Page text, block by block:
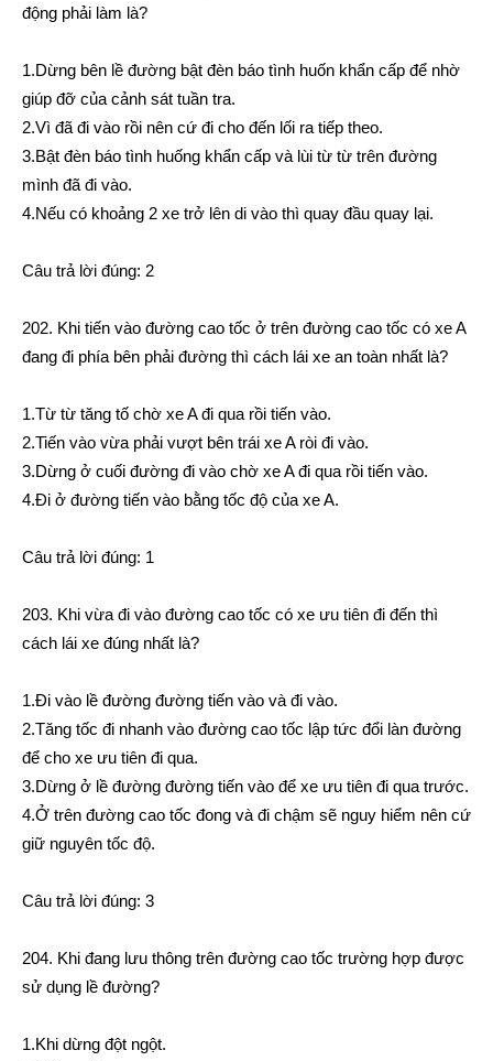
động phải làm là?
1.Dừng bên lề đường bật đèn báo tình huốn khẩn cấp để nhờ
giúp đỡ của cảnh sát tuần tra.
2.Vì đã đi vào rồi nên cứ đi cho đến lối ra tiếp theo.
3.Bật đèn báo tình huống khẩn cấp và lùi từ từ trên đường
mình đã đi vào.
4.Nếu có khoảng 2 xe trở lên di vào thì quay đầu quay lại.
Câu trả lời đúng: 2
202. Khi tiến vào đường cao tốc ở trên đường cao tốc có xe A
đang đi phía bên phải đường thì cách lái xe an toàn nhất là?
1.Từ từ tăng tố chờ xe A đi qua rồi tiến vào.
2.Tiến vào vừa phải vượt bên trái xe A ròi đi vào.
3.Dừng ở cuối đường đi vào chờ xe A đi qua rồi tiến vào.
4.Đi ở đường tiến vào bằng tốc độ của xe A.
Câu trả lời đúng: 1
203. Khi vừa đi vào đường cao tốc có xe ưu tiên đi đến thì
cách lái xe đúng nhất là?
1.Đi vào lề đường đường tiến vào và đi vào.
2.Tăng tốc đi nhanh vào đường cao tốc lập tức đổi làn đường
để cho xe ưu tiên đi qua.
3.Dừng ở lề đường đường tiến vào để xe ưu tiên đi qua trước.
4.Ở trên đường cao tốc đong và đi chậm sẽ nguy hiểm nên cứ
giữ nguyên tốc độ.
Câu trả lời đúng: 3
204. Khi đang lưu thông trên đường cao tốc trường hợp được
sử dụng lề đường?
1.Khi dừng đột ngột.